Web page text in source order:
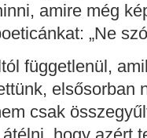
amire még
„Ne
függetlenül,
elsősorban
csak